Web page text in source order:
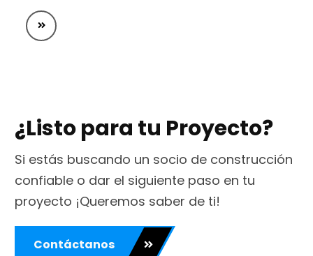
¿Listo para tu Proyecto?
Si estás buscando un socio de construcción
confiable o dar el siguiente paso en tu
proyecto ¡Queremos saber de ti!
Contáctanos